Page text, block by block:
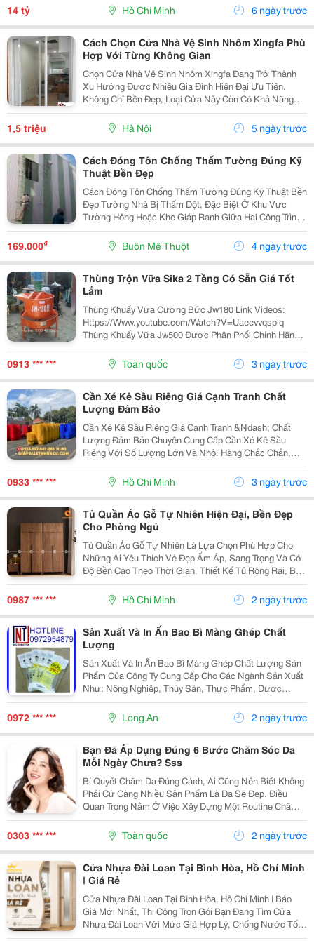
Đường Trước Nhà: Rộng Rãi, Xe Hơi Ngủ Trong...
14 tỷ Hồ Chí Minh 6 ngày trước
Cách Chọn Cửa Nhà Vệ Sinh Nhôm Xingfa Phù
Hợp Với Từng Không Gian
Chọn Cửa Nhà Vệ Sinh Nhôm Xingfa Đang Trở Thành
Xu Hướng Được Nhiều Gia Đình Hiện Đại Ưu Tiên.
Không Chỉ Bền Đẹp, Loại Cửa Này Còn Có Khả Năng
Chống Nước, Dễ Vệ Sinh Và Phù Hợp Với Nhiều Phong
Cách Nội Thất Khác Nhau. Tuy Nhiên, Để Chọn Được
Mẫu Cửa...
1,5 triệu Hà Nội 5 ngày trước
Cách Đóng Tôn Chống Thấm Tường Đúng Kỹ
Thuật Bền Đẹp
Cách Đóng Tôn Chống Thấm Tường Đúng Kỹ Thuật Bền
Đẹp Tường Nhà Bị Thấm Dột, Đặc Biệt Ở Khu Vực
Tường Hông Hoặc Khe Giáp Ranh Giữa Hai Công Trình,
Là Tình Trạng Phổ Biến Gây Bong Tróc Sơn, Ẩm Mốc Và
Ảnh Hưởng Đến Tuổi Thọ Công Trình. Trong Nhiều...
169.000₫ Buôn Mê Thuột 4 ngày trước
Thùng Trộn Vữa Sika 2 Tầng Có Sẵn Giá Tốt
Lắm
Thùng Khuấy Vữa Cưỡng Bức Jw180 Link Videos:
Https://Www.youtube.com/Watch?V=Uaeevvqspiq
Thùng Khuấy Vữa Jw500 Được Phân Phối Chính Hãng,
Chất Lượng Bền Đẹp Lâu Dài Trong Quá Trình Sử Dụng.
Thùng Khuấy Vữa Jw180 Sản Xuất Trên Công Nghệ
Hiện Đại...
0913 *** *** Toàn quốc 3 ngày trước
Cần Xé Kê Sầu Riêng Giá Cạnh Tranh Chất
Lượng Đảm Bảo
Cần Xé Kê Sầu Riêng Giá Cạnh Tranh &Ndash; Chất
Lượng Đảm Bảo Chuyên Cung Cấp Cần Xé Kê Sầu
Riêng Với Số Lượng Lớn Và Nhỏ. Hàng Chắc Chắn,
Bền Đẹp, Phù Hợp Đóng Gói Và Vận Chuyển Sầu Riêng.
✅ Giá Cạnh Tranh &Ndash; Mua Càng Nhiều, Ưu Đãi
Càng Tốt...
0933 *** *** Hồ Chí Minh 3 ngày trước
Tủ Quần Áo Gỗ Tự Nhiên Hiện Đại, Bền Đẹp
Cho Phòng Ngủ
Tủ Quần Áo Gỗ Tự Nhiên Là Lựa Chọn Phù Hợp Cho
Những Ai Yêu Thích Vẻ Đẹp Ấm Áp, Sang Trọng Và Có
Độ Bền Cao Theo Thời Gian. Thiết Kế Tủ Rộng Rãi, Bố
Trí Nhiều Khoang Treo, Kệ Gấp Và Hộc Kéo Giúp Việc
Lưu Trữ Quần Áo, Chăn Gối, Phụ Kiện Trở Nên Gọn...
0987 *** *** Hồ Chí Minh 2 ngày trước
Sản Xuất Và In Ấn Bao Bì Màng Ghép Chất
Lượng
Sản Xuất Và In Ấn Bao Bì Màng Ghép Chất Lượng Sản
Phẩm Của Công Ty Cung Cấp Cho Các Ngành Sản Xuất
Như: Nông Nghiệp, Thủy Sản, Thực Phẩm, Dược
Phẩm, Hóa Mỹ Phẩm,.. Mẫu Mã Đa Dạng, Chất Liệu
Chọn Lọc, Bền Đẹp, In Ấn Rõ Nét, Nổi Bật. ✔ Đảm
0972 *** *** Long An 2 ngày trước
Bạn Đã Áp Dụng Đúng 6 Bước Chăm Sóc Da
Mỗi Ngày Chưa? Sss
Bí Quyết Chăm Da Đúng Cách, Ai Cũng Nên Biết Không
Phải Cứ Càng Nhiều Sản Phẩm Là Da Sẽ Đẹp. Điều
Quan Trọng Nằm Ở Việc Xây Dựng Một Routine Chăm
Sóc Da Khoa Học, Phù Hợp Với Nhu Cầu Làn Da Và
Duy Trì Đều Đặn Mỗi Ngày. Khi Bạn Biết Cách Kết Hợp...
0303 *** *** Toàn quốc 2 ngày trước
Cửa Nhựa Đài Loan Tại Bình Hòa, Hồ Chí Minh
| Giá Rẻ
Cửa Nhựa Đài Loan Tại Bình Hòa, Hồ Chí Minh | Báo
Giá Mới Nhất, Thi Công Trọn Gói Bạn Đang Tìm Cửa
Nhựa Đài Loan Với Mức Giá Hợp Lý, Chống Nước Tốt
Và Bền Đẹp Theo Thời Gian Tại Bình Hòa, Hồ Chí Minh?